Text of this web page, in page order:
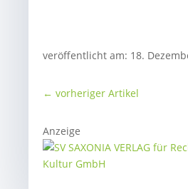
veröffentlicht am: 18.
←vorheriger Artikel
Anzeige